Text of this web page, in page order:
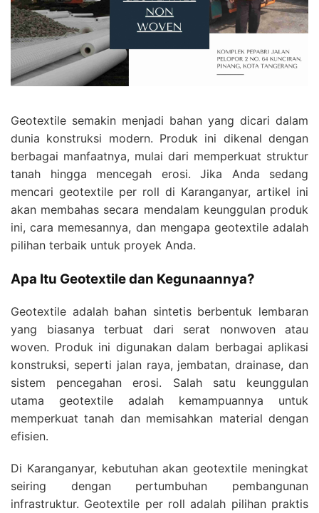
Geotextile semakin menjadi bahan yang dicari dalam
dunia konstruksi modern. Produk ini dikenal dengan
berbagai manfaatnya, mulai dari memperkuat struktur
tanah hingga mencegah erosi. Jika Anda sedang
mencari geotextile per roll di Karanganyar, artikel ini
akan membahas secara mendalam keunggulan produk
ini, cara memesannya, dan mengapa geotextile adalah
pilihan terbaik untuk proyek Anda.
Apa Itu Geotextile dan Kegunaannya?
Geotextile adalah bahan sintetis berbentuk lembaran
yang biasanya terbuat dari serat nonwoven atau
woven. Produk ini digunakan dalam berbagai aplikasi
konstruksi, seperti jalan raya, jembatan, drainase, dan
sistem pencegahan erosi. Salah satu keunggulan
utama geotextile adalah kemampuannya untuk
memperkuat tanah dan memisahkan material dengan
efisien.
Di Karanganyar, kebutuhan akan geotextile meningkat
seiring dengan pertumbuhan pembangunan
infrastruktur. Geotextile per roll adalah pilihan praktis